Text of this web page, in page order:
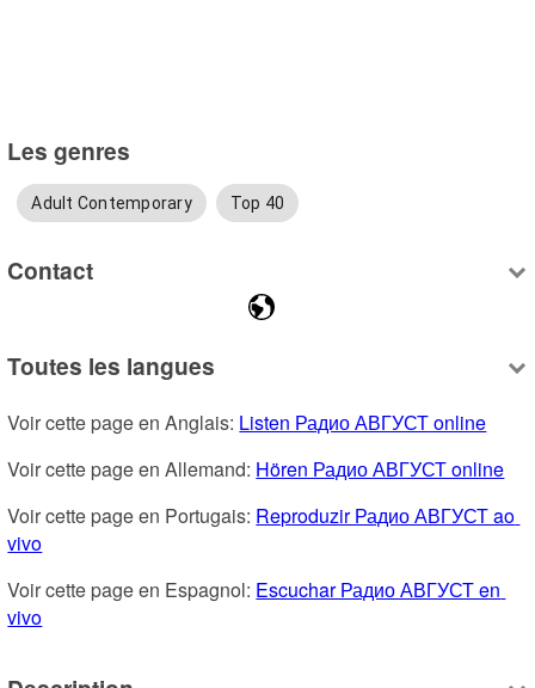
Les genres
Adult Contemporary Top 40
Contact
Toutes les langues
Voir cette page en Anglais: Listen Радио АВГУСТ online
Voir cette page en Allemand: Hören Радио АВГУСТ online
Voir cette page en Portugais: Reproduzir Радио АВГУСТ ao
vivo
Voir cette page en Espagnol: Escuchar Радио АВГУСТ en
vivo